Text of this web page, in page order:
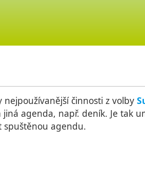
činnosti z volby
agenda, např. deník. Je tak
spuštěnou agendu.